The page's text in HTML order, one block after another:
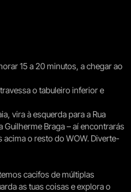
15 a 20 minutos, a chegar ao
o tabuleiro inferior e
vira à esquerda para a Rua
Guilherme Braga – aí encontrarás
acima o resto do WOW. Diverte-
cacifos de múltiplas
as tuas coisas e explora o